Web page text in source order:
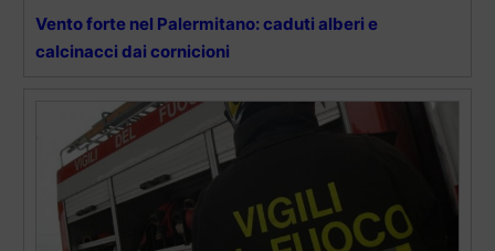
Vento forte nel Palermitano: caduti alberi e
calcinacci dai cornicioni